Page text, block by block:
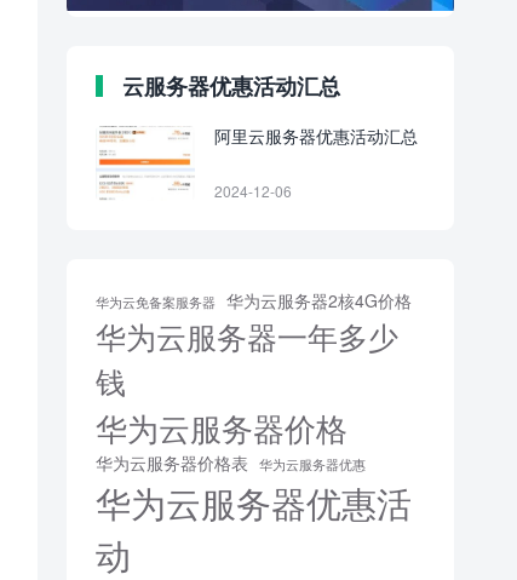
云服务器优惠活动汇总
阿里云服务器优惠活动汇总
2024-12-06
华为云免备案服务器 华为云服务器2核4G价格
华为云服务器一年多少
钱
华为云服务器价格
华为云服务器价格表 华为云服务器优惠
华为云服务器优惠活
动